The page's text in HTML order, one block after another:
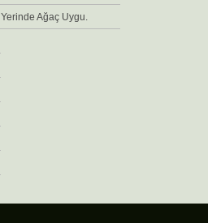
Yerinde Ağaç Uygu.